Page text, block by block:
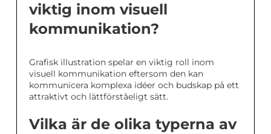
viktig inom visuell
kommunikation?
Grafisk illustration spelar en viktig roll inom
visuell kommunikation eftersom den kan
kommunicera komplexa idéer och budskap på ett
attraktivt och lättförståeligt sätt.
Vilka är de olika typerna av